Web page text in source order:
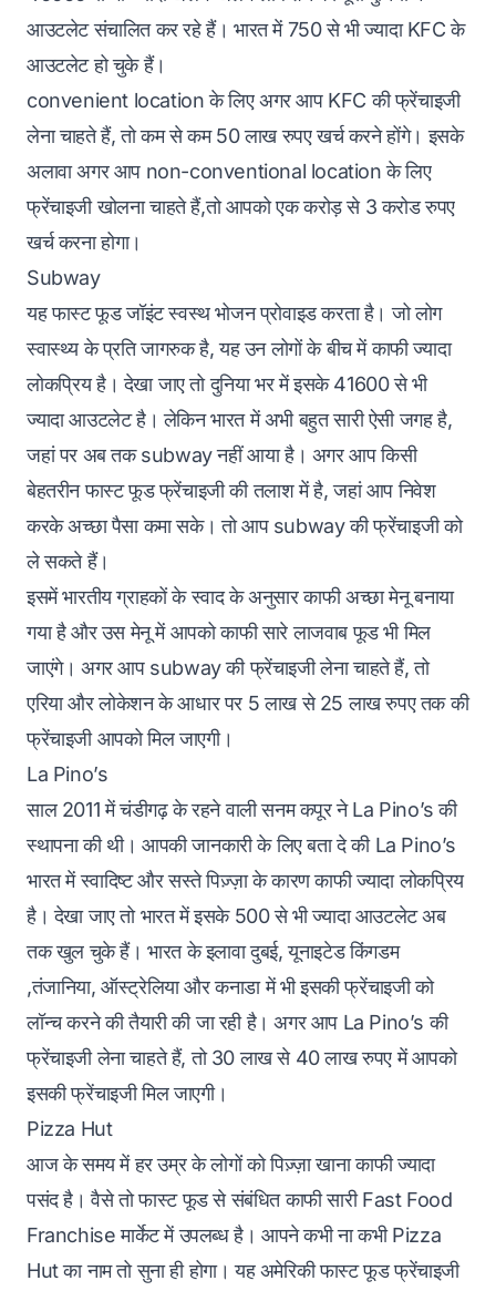
आउटलेट संचालित कर रहे हैं। भारत में 750 से भी ज्यादा KFC के
आउटलेट हो चुके हैं।
convenient location के लिए अगर आप KFC की फ्रेंचाइजी
लेना चाहते हैं, तो कम से कम 50 लाख रुपए खर्च करने होंगे। इसके
अलावा अगर आप non-conventional location के लिए
फ्रेंचाइजी खोलना चाहते हैं,तो आपको एक करोड़ से 3 करोड रुपए
खर्च करना होगा।
Subway
यह फास्ट फूड जॉइंट स्वस्थ भोजन प्रोवाइड करता है। जो लोग
स्वास्थ्य के प्रति जागरुक है, यह उन लोगों के बीच में काफी ज्यादा
लोकप्रिय है। देखा जाए तो दुनिया भर में इसके 41600 से भी
ज्यादा आउटलेट है। लेकिन भारत में अभी बहुत सारी ऐसी जगह है,
जहां पर अब तक subway नहीं आया है। अगर आप किसी
बेहतरीन फास्ट फूड फ्रेंचाइजी की तलाश में है, जहां आप निवेश
करके अच्छा पैसा कमा सके। तो आप subway की फ्रेंचाइजी को
ले सकते हैं।
इसमें भारतीय ग्राहकों के स्वाद के अनुसार काफी अच्छा मेनू बनाया
गया है और उस मेनू में आपको काफी सारे लाजवाब फूड भी मिल
जाएंगे। अगर आप subway की फ्रेंचाइजी लेना चाहते हैं, तो
एरिया और लोकेशन के आधार पर 5 लाख से 25 लाख रुपए तक की
फ्रेंचाइजी आपको मिल जाएगी।
La Pino’s
साल 2011 में चंडीगढ़ के रहने वाली सनम कपूर ने La Pino’s की
स्थापना की थी। आपकी जानकारी के लिए बता दे की La Pino’s
भारत में स्वादिष्ट और सस्ते पिज़्ज़ा के कारण काफी ज्यादा लोकप्रिय
है। देखा जाए तो भारत में इसके 500 से भी ज्यादा आउटलेट अब
तक खुल चुके हैं। भारत के इलावा दुबई, यूनाइटेड किंगडम
,तंजानिया, ऑस्ट्रेलिया और कनाडा में भी इसकी फ्रेंचाइजी को
लॉन्च करने की तैयारी की जा रही है। अगर आप La Pino’s की
फ्रेंचाइजी लेना चाहते हैं, तो 30 लाख से 40 लाख रुपए में आपको
इसकी फ्रेंचाइजी मिल जाएगी।
Pizza Hut
आज के समय में हर उम्र के लोगों को पिज़्ज़ा खाना काफी ज्यादा
पसंद है। वैसे तो फास्ट फूड से संबंधित काफी सारी Fast Food
Franchise मार्केट में उपलब्ध है। आपने कभी ना कभी Pizza
Hut का नाम तो सुना ही होगा। यह अमेरिकी फास्ट फूड फ्रेंचाइजी